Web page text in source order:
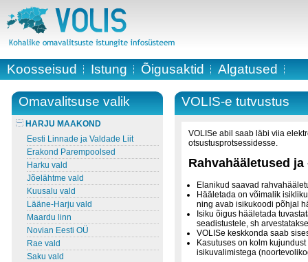
Koosseisud Istung Õigusaktid Algatused
Omavalitsuse valik
HARJU MAAKOND
Eesti Linnade ja Valdade Liit
Erakond Parempoolsed
Harku vald
Jõelähtme vald
Kuusalu vald
Lääne-Harju vald
Maardu linn
Novian Eesti OÜ
Rae vald
Saku vald
VOLIS-e tutvustus
VOLISe abil saab läbi viia
otsustusprotsessidesse.
Rahvahääletused
Elanikud saavad
Hääletada on võimalik
ning avab isikukoodi põhjal
Isiku õigus hääletada
seadistustele, sh
VOLISe keskkonda saab
Kasutuses on kolm
isikuvalimistega